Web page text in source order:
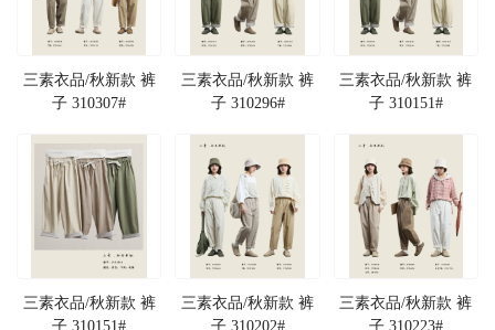
三素衣品/秋新款 裤
子 310307#
三素衣品/秋新款 裤
子 310296#
三素衣品/秋新款 裤
子 310151#
三素衣品/秋新款 裤
子 310151#
三素衣品/秋新款 裤
子 310202#
三素衣品/秋新款 裤
子 310223#